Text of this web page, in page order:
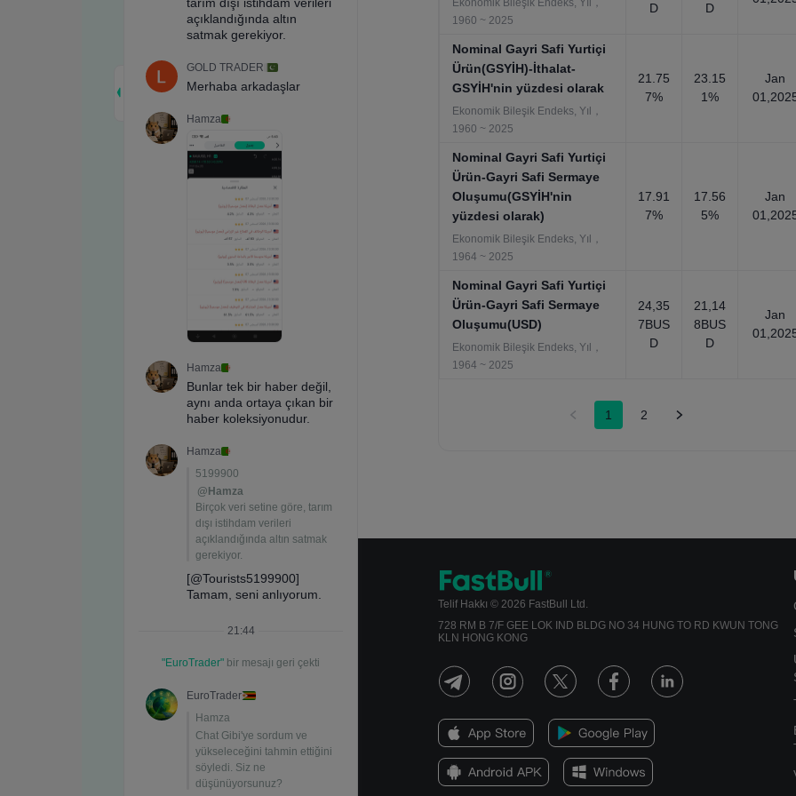
Ekonomik Bileşik Endeks, Yıl，
1960 ~ 2025
D
D
Nominal Gayri Safi Yurtiçi
Ürün(GSYİH)-İthalat-
GSYİH'nin yüzdesi olarak
Ekonomik Bileşik Endeks, Yıl，
1960 ~ 2025
21.75
7%
23.15
1%
Jan
Nominal Gayri Safi Yurtiçi
Ürün-Gayri Safi Sermaye
Oluşumu(GSYİH'nin
yüzdesi olarak)
Ekonomik Bileşik Endeks, Yıl，
1964 ~ 2025
17.91
7%
17.56
5%
Jan
Nominal Gayri Safi Yurtiçi
Ürün-Gayri Safi Sermaye
Oluşumu(USD)
Ekonomik Bileşik Endeks, Yıl，
1964 ~ 2025
24,35
7BUS
D
21,14
8BUS
D
Jan
1 2
Telif Hakkı © 2026 FastBull Ltd.
728 RM B 7/F GEE LOK IND BLDG NO 34 HUNG TO RD KWUN TONG
KLN HONG KONG